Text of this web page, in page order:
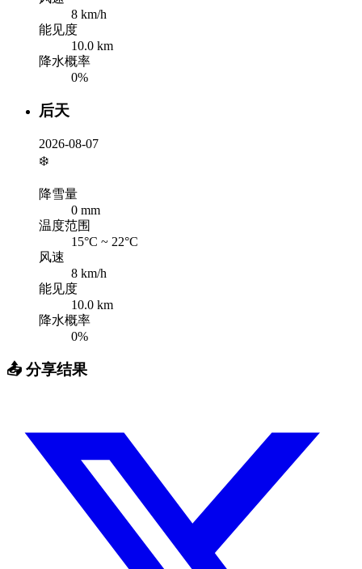
8 km/h
能见度
10.0 km
降水概率
0%
后天
2026-08-07
❄️
降雪量
0 mm
温度范围
15°C ~ 22°C
风速
8 km/h
能见度
10.0 km
降水概率
0%
📤 分享结果